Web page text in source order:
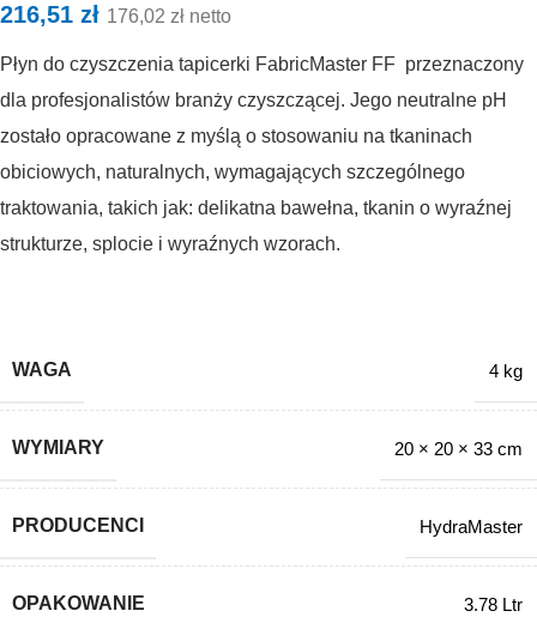
216,51 zł 176,02 zł netto
Płyn do czyszczenia tapicerki FabricMaster FF przeznaczony
dla profesjonalistów branży czyszczącej. Jego neutralne pH
zostało opracowane z myślą o stosowaniu na tkaninach
obiciowych, naturalnych, wymagających szczególnego
traktowania, takich jak: delikatna bawełna, tkanin o wyraźnej
strukturze, splocie i wyraźnych wzorach.
WAGA 4 kg
WYMIARY 20 × 20 × 33 cm
PRODUCENCI HydraMaster
OPAKOWANIE 3.78 Ltr